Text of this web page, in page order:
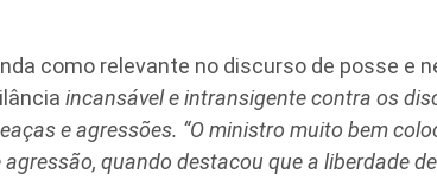
como relevante no discurso de posse e
incansável e intransigente contra os
e agressões. “O ministro muito bem
quando destacou que a liberdade